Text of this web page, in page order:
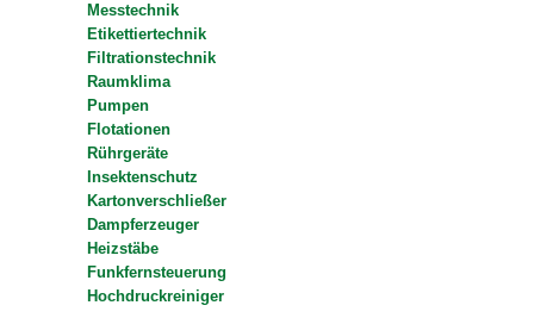
Messtechnik
Etikettiertechnik
Filtrationstechnik
Raumklima
Pumpen
Flotationen
Rührgeräte
Insektenschutz
Kartonverschließer
Dampferzeuger
Heizstäbe
Funkfernsteuerung
Hochdruckreiniger